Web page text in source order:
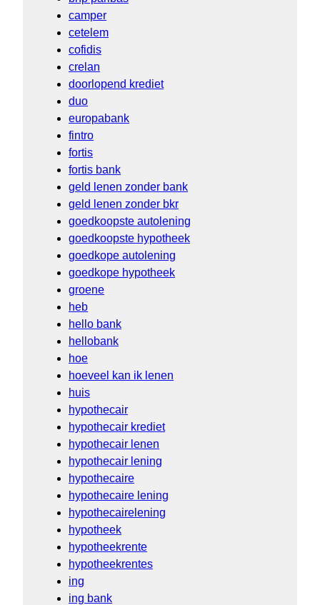
camper
cetelem
cofidis
crelan
doorlopend krediet
duo
europabank
fintro
fortis
fortis bank
geld lenen zonder bank
geld lenen zonder bkr
goedkoopste autolening
goedkoopste hypotheek
goedkope autolening
goedkope hypotheek
groene
heb
hello bank
hellobank
hoe
hoeveel kan ik lenen
huis
hypothecair
hypothecair krediet
hypothecair lenen
hypothecair lening
hypothecaire
hypothecaire lening
hypothecairelening
hypotheek
hypotheekrente
hypotheekrentes
ing
ing bank